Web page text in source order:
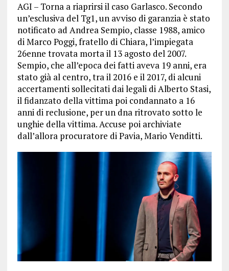
AGI – Torna a riaprirsi il caso Garlasco. Secondo
un’esclusiva del Tg1, un avviso di garanzia è stato
notificato ad Andrea Sempio, classe 1988, amico
di Marco Poggi, fratello di Chiara, l’impiegata
26enne trovata morta il 13 agosto del 2007.
Sempio, che all’epoca dei fatti aveva 19 anni, era
stato già al centro, tra il 2016 e il 2017, di alcuni
accertamenti sollecitati dai legali di Alberto Stasi,
il fidanzato della vittima poi condannato a 16
anni di reclusione, per un dna ritrovato sotto le
unghie della vittima. Accuse poi archiviate
dall’allora procuratore di Pavia, Mario Venditti.